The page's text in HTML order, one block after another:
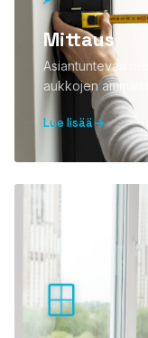
Kapea
Tasopintainen
PLASTO 82
PLASTO NORDIC
Parvekeovet
LIUKUOVET
PLASTO DRIVE
Mittaus
Asiantuntevaa
aukkojen
Lue lisää